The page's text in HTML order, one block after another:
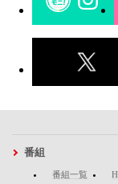
番組
番組一覧